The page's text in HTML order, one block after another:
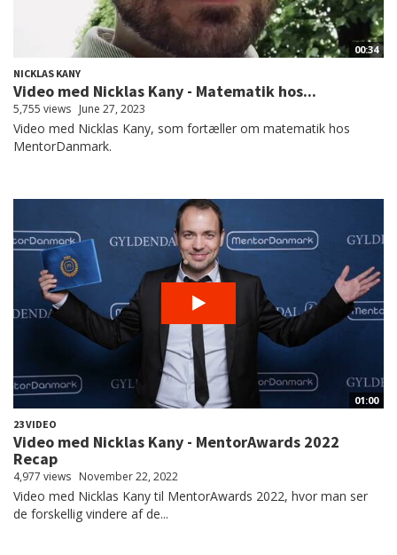
00:34
NICKLAS KANY
Video med Nicklas Kany - Matematik hos...
5,755 views June 27, 2023
Video med Nicklas Kany, som fortæller om matematik hos
MentorDanmark.
01:00
23 VIDEO
Video med Nicklas Kany - MentorAwards 2022
Recap
4,977 views November 22, 2022
Video med Nicklas Kany til MentorAwards 2022, hvor man ser
de forskellig vindere af de...